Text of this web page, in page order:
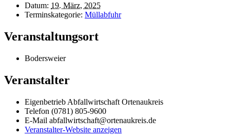
Datum: 19. März, 2025
Terminskategorie: Müllabfuhr
Veranstaltungsort
Bodersweier
Veranstalter
Eigenbetrieb Abfallwirtschaft Ortenaukreis
Telefon (0781) 805-9600
E-Mail abfallwirtschaft@ortenaukreis.de
Veranstalter-Website anzeigen